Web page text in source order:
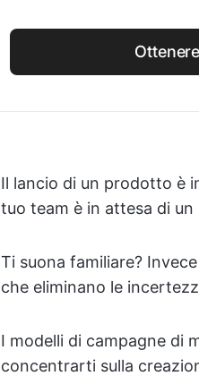
Il lancio di un prodotto è
tuo team è in attesa di un
Ti suona familiare?
che eliminano le
I modelli di campagne di
concentrarti sulla